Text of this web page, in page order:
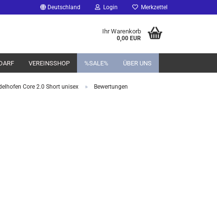
Deutschland Login Merkzettel
Ihr Warenkorb
0,00 EUR
VEREINSSHOP %SALE% ÜBER UNS
Core 2.0 Short unisex » Bewertungen